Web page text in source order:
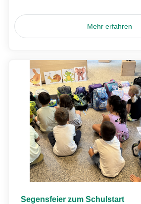
Mehr erfahren
Segensfeier zum Schulstart